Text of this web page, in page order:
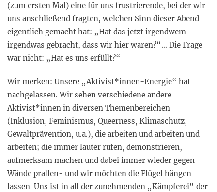
(zum ersten Mal) eine für uns frustrierende, bei der wir
uns anschließend fragten, welchen Sinn dieser Abend
eigentlich gemacht hat: „Hat das jetzt irgendwem
irgendwas gebracht, dass wir hier waren?“… Die Frage
war nicht: „Hat es uns erfüllt?“
Wir merken: Unsere „Aktivist*innen-Energie“ hat
nachgelassen. Wir sehen verschiedene andere
Aktivist*innen in diversen Themenbereichen
(Inklusion, Feminismus, Queerness, Klimaschutz,
Gewaltprävention, u.a.), die arbeiten und arbeiten und
arbeiten; die immer lauter rufen, demonstrieren,
aufmerksam machen und dabei immer wieder gegen
Wände prallen- und wir möchten die Flügel hängen
lassen. Uns ist in all der zunehmenden „Kämpferei“ der